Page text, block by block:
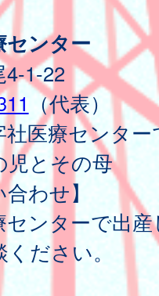
センター
1-22
（代表）
社医療センタ
児とその母
わせ】
ンターで出
ださい。